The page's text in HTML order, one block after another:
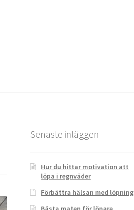
Senaste inläggen
Hur du hittar motivation att
löpa i regnväder
Förbättra hälsan med löpning